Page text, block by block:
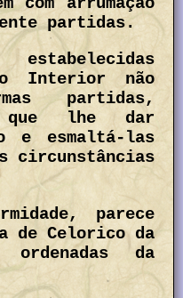
partidas.
Interior não
partidas,
que lhe dar
e esmaltá-las
circunstâncias
parece
de Celorico da
da